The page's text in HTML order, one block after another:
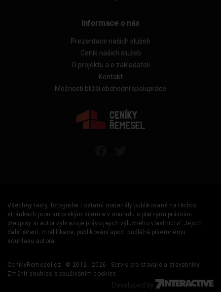
Informace o nás
Prezentace našich služeb
Ceník našich služeb
O projektu a o zakladateli
Kontakt
Možnosti bližší obchodní spolupráce
Všechny texty, fotografie i ostatní materiály publikované na těchto
stránkách jsou autorským dílem a v souladu s platnými právními
předpisy si autor vyhrazuje právo jejich výlučného vlastnictví. Jejich
další šíření, modifikace, publikování apod. podléhá písemnému
souhlasu autora.
CenikyRemesel.cz © 2012 - 2026
Servis pro stavaře a stavebníky
Změnit souhlas s používáním cookies
Developed by